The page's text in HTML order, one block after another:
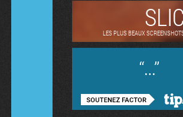
LES PLUS BEAUX